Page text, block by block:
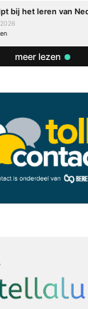
bij het leren van
meer lezen